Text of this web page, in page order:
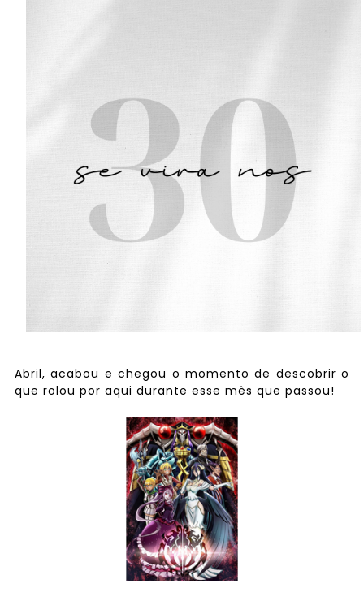
Abril, acabou e chegou o momento de descobrir o
que rolou por aqui durante esse mês que passou!